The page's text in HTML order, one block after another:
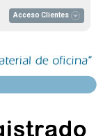
Acceso Clientes